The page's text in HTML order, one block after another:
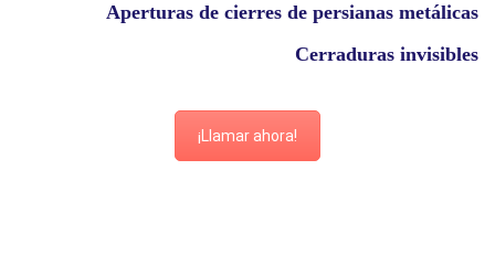
Aperturas de cierres de persianas metálicas
Cerraduras invisibles
¡Llamar ahora!